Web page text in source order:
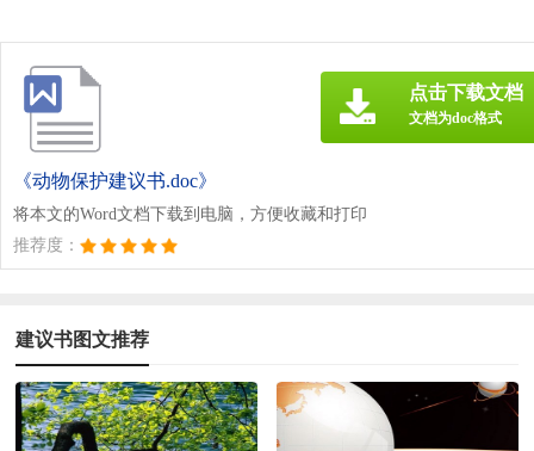
《动物保护建议书.doc》
将本文的Word文档下载到电脑，方便收藏和打印
推荐度：
点击下载文档
文档为doc格式
建议书图文推荐